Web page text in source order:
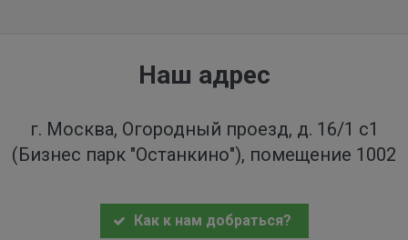
Наш адрес
г. Москва, Огородный проезд, д. 16/1 с1
(Бизнес парк "Останкино"), помещение 1002
Как к нам добраться?